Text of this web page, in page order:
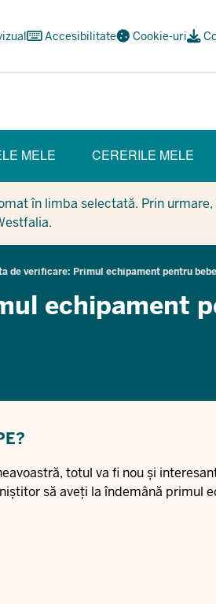
Accesibilitate Cookie-uri
MELE CERERILE MELE
în limba selectată. Prin
de verificare: Primul echipament pentru
echipament
totul va fi nou și
să aveți la îndemână primul